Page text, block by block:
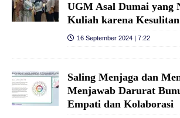
UGM Asal Dumai yang
Kuliah karena
16 September 2024 | 7:22
Saling Menjaga dan
Menjawab Darurat
Empati dan Kolaborasi